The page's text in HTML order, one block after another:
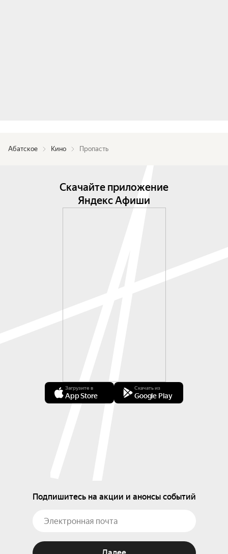
Абатское Кино Пропасть
Скачайте приложение
Яндекс Афиши
Загрузите в
App Store
Скачать из
Google Play
Подпишитесь на акции и анонсы событий